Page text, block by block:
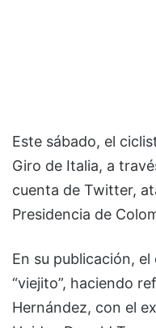
Este sábado, el
Giro de Italia, a
cuenta de Twitter,
Presidencia de
En su publicación,
“viejito”, haciendo
Hernández, con el